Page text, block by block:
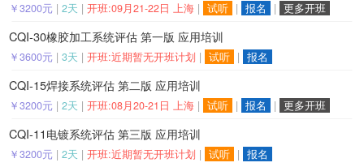
￥3200元 | 2天 | 开班:09月21-22日 上海 | 试听 | 报名 | 更多开班
CQI-30橡胶加工系统评估 第一版 应用培训
￥3600元 | 3天 | 开班:近期暂无开班计划 | 试听 | 报名
CQI-15焊接系统评估 第二版 应用培训
￥3200元 | 2天 | 开班:08月20-21日 上海 | 试听 | 报名 | 更多开班
CQI-11电镀系统评估 第三版 应用培训
￥3200元 | 2天 | 开班:近期暂无开班计划 | 试听 | 报名